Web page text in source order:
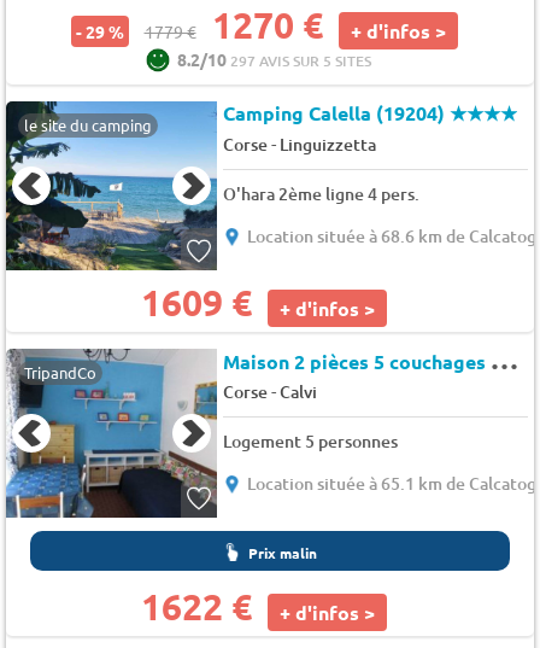
- 29 % 1779 € 1270 € + d'infos >
8.2/10 297 AVIS SUR 5 SITES
le site du camping Camping Calella (19204)★★★★
Corse- Linguizzetta
O'hara 2ème ligne 4 pers.
Location située à 68.6 km de
1609 € + d'infos >
TripandCo M
aison 2 pièces 5 couchages LUMIO - Solane
Corse-Calvi
Logement 5 personnes
Location située à 65.1 km de
Prix malin
1622 € + d'infos >